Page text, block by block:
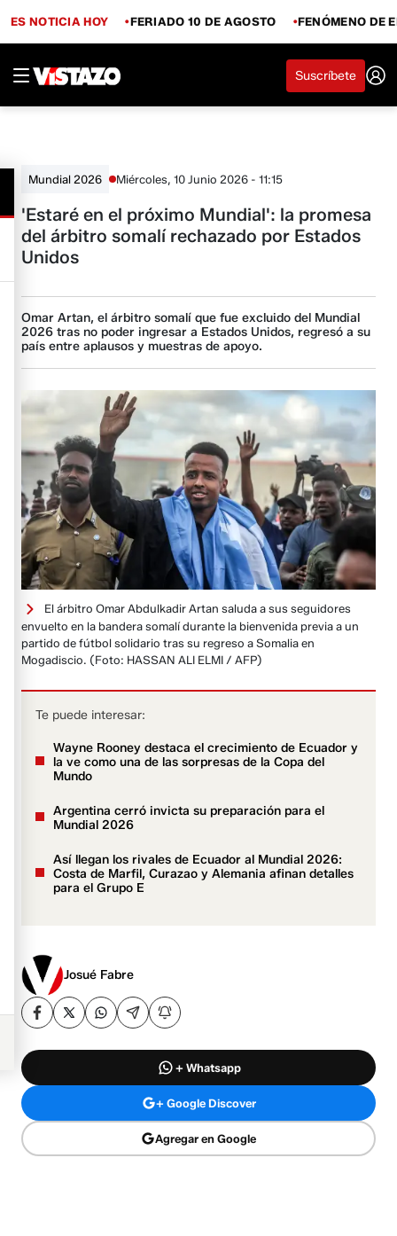
ES NOTICIA HOY FERIADO 10 DE AGOSTO FENÓMENO DE
Suscríbete
Mundial 2026 Miércoles, 10 Junio 2026 - 11:15
'Estaré en el próximo Mundial': la promesa
del árbitro somalí rechazado por Estados
Unidos
Omar Artan, el árbitro somalí que fue excluido del Mundial
2026 tras no poder ingresar a Estados Unidos, regresó a su
país entre aplausos y muestras de apoyo.
El árbitro Omar Abdulkadir Artan saluda a sus seguidores
envuelto en la bandera somalí durante la bienvenida previa a un
partido de fútbol solidario tras su regreso a Somalia en
Mogadiscio. (Foto: HASSAN ALI ELMI / AFP)
Te puede interesar:
Wayne Rooney destaca el crecimiento de Ecuador y
la ve como una de las sorpresas de la Copa del
Mundo
Argentina cerró invicta su preparación para el
Mundial 2026
Así llegan los rivales de Ecuador al Mundial 2026:
Costa de Marfil, Curazao y Alemania afinan detalles
para el Grupo E
Josué Fabre
+ Whatsapp
+ Google Discover
Agregar en Google